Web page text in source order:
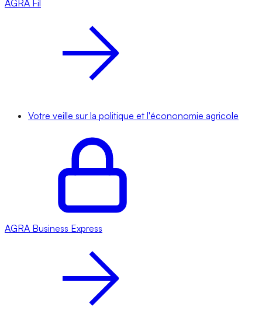
AGRA Fil
Votre veille sur la politique et l'écononomie agricole
AGRA Business Express